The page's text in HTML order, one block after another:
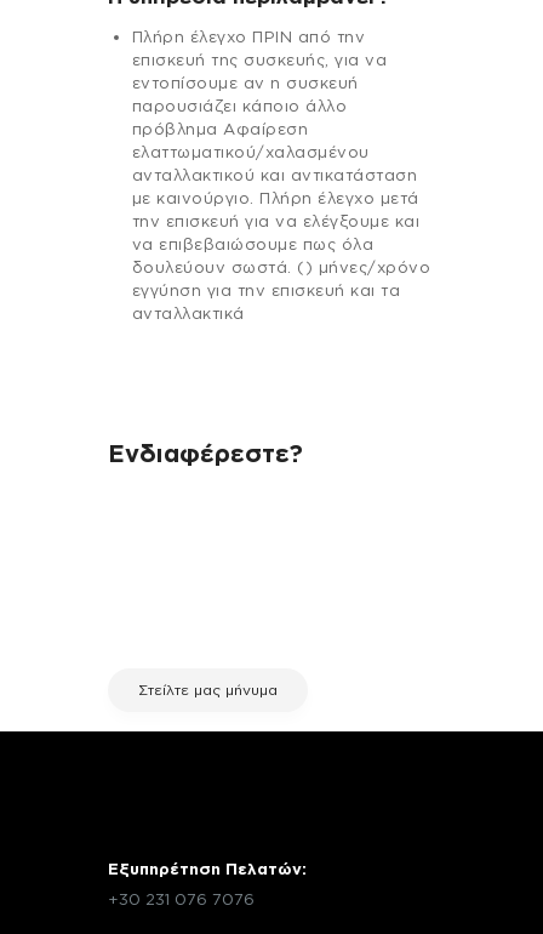
Πλήρη έλεγχο ΠΡΙΝ από την
επισκευή της συσκευής, για να
εντοπίσουμε αν η συσκευή
παρουσιάζει κάποιο άλλο
πρόβλημα Αφαίρεση
ελαττωματικού/χαλασμένου
ανταλλακτικού και αντικατάσταση
με καινούργιο. Πλήρη έλεγχο μετά
την επισκευή για να ελέγξουμε και
να επιβεβαιώσουμε πως όλα
δουλεύουν σωστά. () μήνες/χρόνο
εγγύηση για την επισκευή και τα
ανταλλακτικά
Ενδιαφέρεστε?
Στείλτε μας μήνυμα
Εξυπηρέτηση Πελατών:
+30 231 076 7076